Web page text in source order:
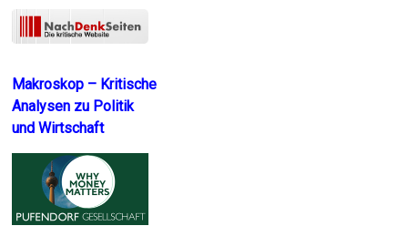
Makroskop – Kritische
Analysen zu Politik
und Wirtschaft